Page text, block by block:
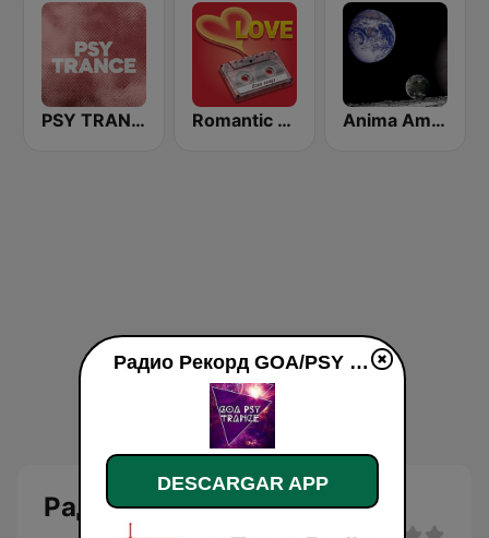
PSY TRANCE Romantic Vibes Anima Amoris - Goa Psy Trance
Радио Рекорд GOA/PSY
Радио Рекорд GOA/PSY en vivo
DESCARGAR APP